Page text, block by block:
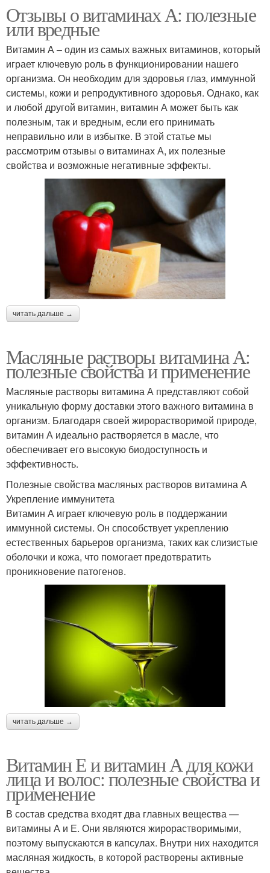
Отзывы о витаминах А: полезные
или вредные
Витамин А – один из самых важных витаминов, который
играет ключевую роль в функционировании нашего
организма. Он необходим для здоровья глаз, иммунной
системы, кожи и репродуктивного здоровья. Однако, как
и любой другой витамин, витамин А может быть как
полезным, так и вредным, если его принимать
неправильно или в избытке. В этой статье мы
рассмотрим отзывы о витаминах А, их полезные
свойства и возможные негативные эффекты.
читать дальше →
Масляные растворы витамина А:
полезные свойства и применение
Масляные растворы витамина А представляют собой
уникальную форму доставки этого важного витамина в
организм. Благодаря своей жирорастворимой природе,
витамин А идеально растворяется в масле, что
обеспечивает его высокую биодоступность и
эффективность.
Полезные свойства масляных растворов витамина А
Укрепление иммунитета
Витамин А играет ключевую роль в поддержании
иммунной системы. Он способствует укреплению
естественных барьеров организма, таких как слизистые
оболочки и кожа, что помогает предотвратить
проникновение патогенов.
читать дальше →
Витамин Е и витамин А для кожи
лица и волос: полезные свойства и
применение
В состав средства входят два главных вещества —
витамины А и Е. Они являются жирорастворимыми,
поэтому выпускаются в капсулах. Внутри них находится
масляная жидкость, в которой растворены активные